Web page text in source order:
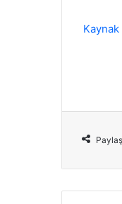
Kaynak
Paylaş